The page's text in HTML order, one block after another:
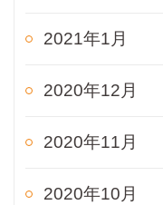
2021年1月
2020年12月
2020年11月
2020年10月